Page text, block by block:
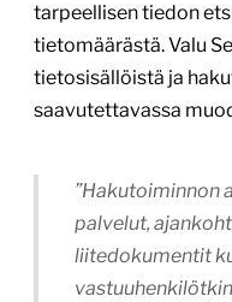
tarpeellisen tiedon
tietomäärästä. Valu
tietosisällöistä ja
saavutettavassa
”Hakutoiminnon
palvelut,
liitedokumentit